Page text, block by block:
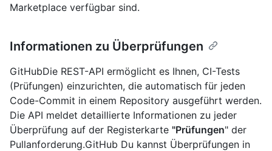
Marketplace verfügbar sind.
Informationen zu Überprüfungen
GitHubDie REST-API ermöglicht es Ihnen, CI-Tests
(Prüfungen) einzurichten, die automatisch für jeden
Code-Commit in einem Repository ausgeführt werden.
Die API meldet detaillierte Informationen zu jeder
Überprüfung auf der Registerkarte "Prüfungen" der
Pullanforderung.GitHub Du kannst Überprüfungen in